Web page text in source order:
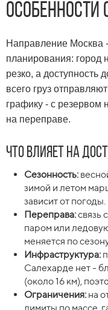
особенности
Направление Москва
планирования: город
резко, а доступность
всего груз
графику - с резервом
на переправе.
Что влияет на
Сезонность:
зимой и летом
зависит от погоды.
Переправа:связь
паром или
меняется по
Инфраструктура:
Салехарде нет -
(около 16 км),
Ограничения: на